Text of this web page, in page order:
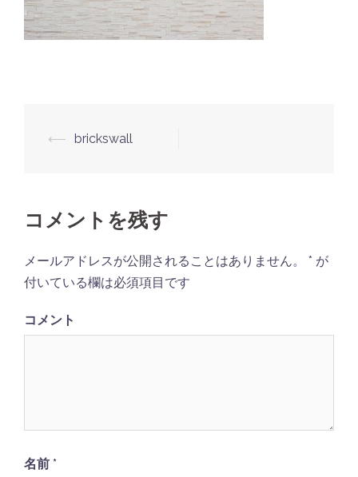
投
ビ
ー
シ
ョ
ン
⟵ brickswall
コメントを残す
メールアドレスが公開されることはありません。 * が
付いている欄は必須項目です
コメント
名前 *